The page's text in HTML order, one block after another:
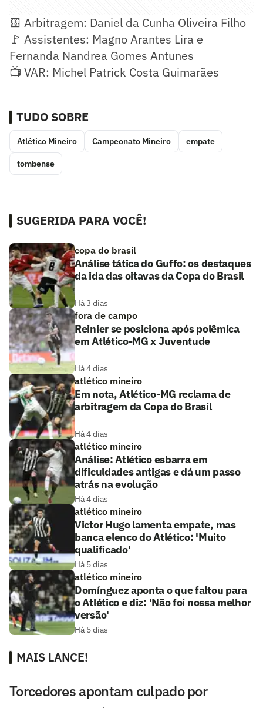
🟨 Arbitragem: Daniel da Cunha Oliveira Filho
🚩 Assistentes: Magno Arantes Lira e
Fernanda Nandrea Gomes Antunes
📺 VAR: Michel Patrick Costa Guimarães
TUDO SOBRE
Atlético Mineiro Campeonato Mineiro empate
tombense
SUGERIDA PARA VOCÊ!
copa do brasil
Análise tática do Guffo: os destaques
da ida das oitavas da Copa do Brasil
Há 3 dias
fora de campo
Reinier se posiciona após polêmica
em Atlético-MG x Juventude
Há 4 dias
atlético mineiro
Em nota, Atlético-MG reclama de
arbitragem da Copa do Brasil
Há 4 dias
atlético mineiro
Análise: Atlético esbarra em
dificuldades antigas e dá um passo
atrás na evolução
Há 4 dias
atlético mineiro
Victor Hugo lamenta empate, mas
banca elenco do Atlético: 'Muito
qualificado'
Há 5 dias
atlético mineiro
Domínguez aponta o que faltou para
o Atlético e diz: 'Não foi nossa melhor
versão'
Há 5 dias
MAIS LANCE!
Torcedores apontam culpado por